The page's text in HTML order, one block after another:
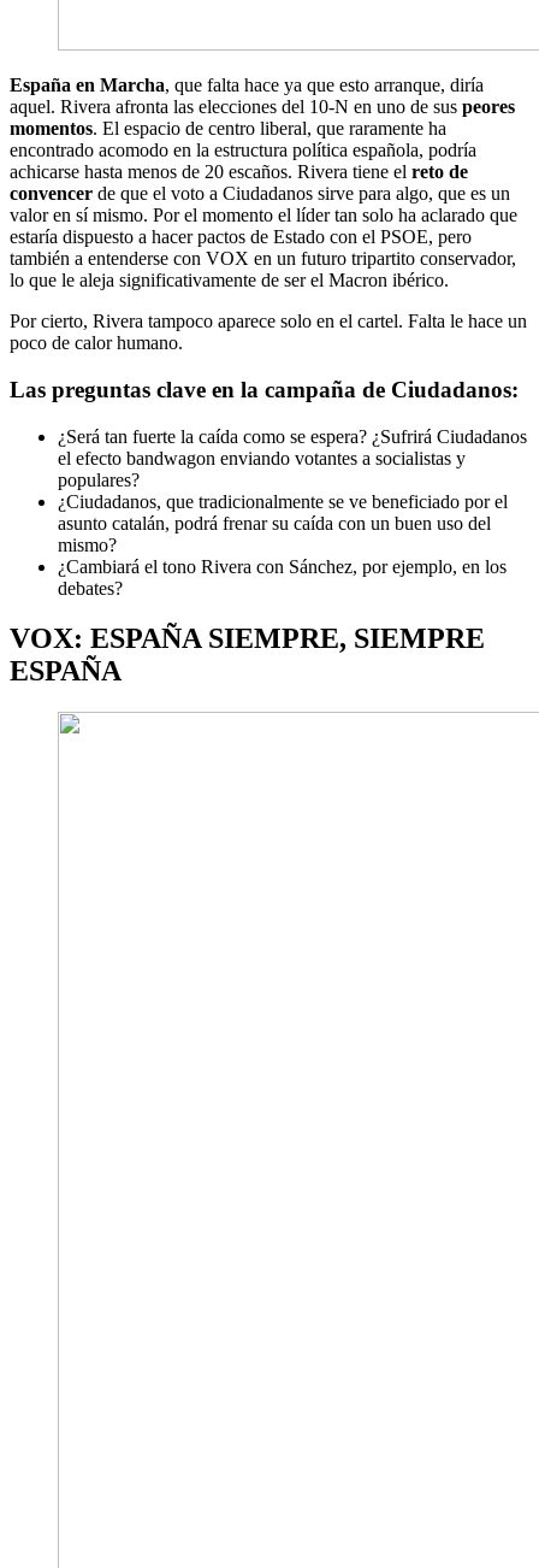
España en Marcha, que falta hace ya que esto arranque, diría
aquel. Rivera afronta las elecciones del 10-N en uno de sus peores
momentos. El espacio de centro liberal, que raramente ha
encontrado acomodo en la estructura política española, podría
achicarse hasta menos de 20 escaños. Rivera tiene el reto de
convencer de que el voto a Ciudadanos sirve para algo, que es un
valor en sí mismo. Por el momento el líder tan solo ha aclarado que
estaría dispuesto a hacer pactos de Estado con el PSOE, pero
también a entenderse con VOX en un futuro tripartito conservador,
lo que le aleja significativamente de ser el Macron ibérico.
Por cierto, Rivera tampoco aparece solo en el cartel. Falta le hace un
poco de calor humano.
Las preguntas clave en la campaña de Ciudadanos:
¿Será tan fuerte la caída como se espera? ¿Sufrirá Ciudadanos
el efecto bandwagon enviando votantes a socialistas y
populares?
¿Ciudadanos, que tradicionalmente se ve beneficiado por el
asunto catalán, podrá frenar su caída con un buen uso del
mismo?
¿Cambiará el tono Rivera con Sánchez, por ejemplo, en los
debates?
VOX: ESPAÑA SIEMPRE, SIEMPRE
ESPAÑA